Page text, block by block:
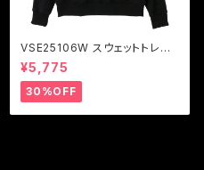
VSE25106W スウェットトレー
ナー
¥5,775
30%OFF